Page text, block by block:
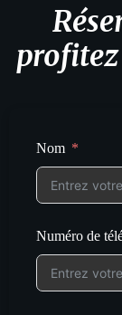
Nom
Numéro de